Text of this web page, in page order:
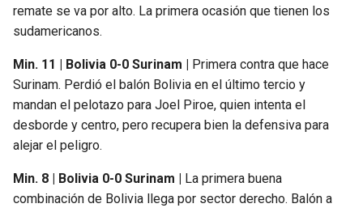
remate se va por alto. La primera ocasión que tienen los
sudamericanos.
Min. 11 | Bolivia 0-0 Surinam |
Primera contra que hace
Surinam. Perdió el balón Bolivia en el último tercio y
mandan el pelotazo para Joel Piroe, quien intenta el
desborde y centro, pero recupera bien la defensiva para
alejar el peligro.
Min. 8 | Bolivia 0-0 Surinam |
La primera buena
combinación de Bolivia llega por sector derecho. Balón a